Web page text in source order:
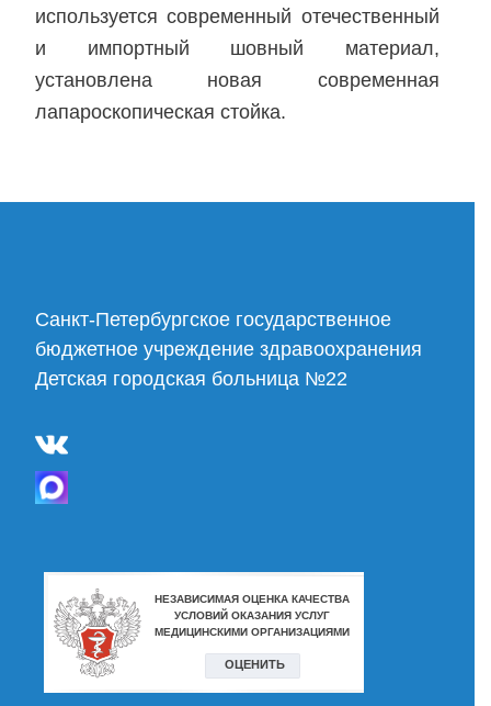
используется современный отечественный
и импортный шовный материал,
установлена новая современная
лапароскопическая стойка.
Cанкт-Петербургское государственное
бюджетное учреждение здравоохранения
Детская городская больница №22